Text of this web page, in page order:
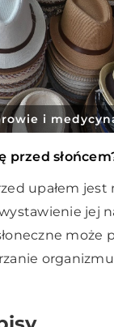
i
przed
upałem jest
jej
może